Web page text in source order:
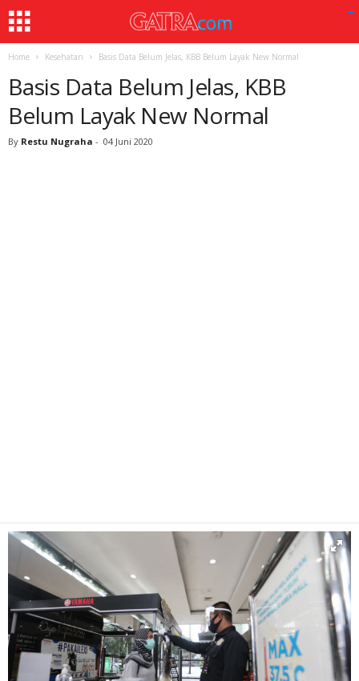
Home Kesehatan Basis Data Belum Jelas, KBB Belum Layak New Normal
Basis Data Belum Jelas, KBB
Belum Layak New Normal
By Restu Nugraha - 04 Juni 2020